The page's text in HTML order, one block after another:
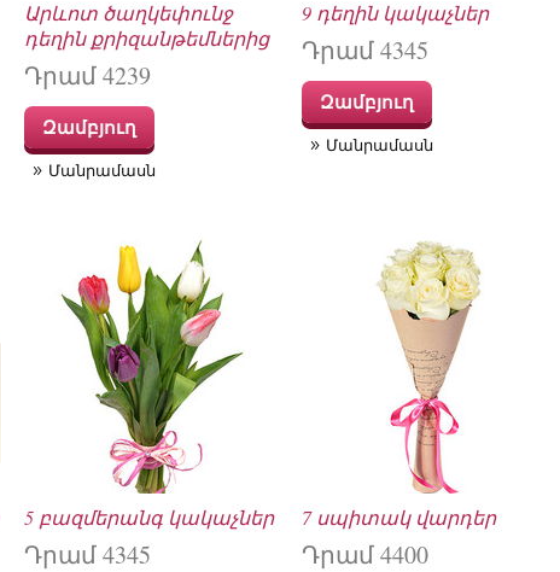
Արևոտ ծաղկեփունջ
դեղին քրիզանթեմներից
Դրամ 4239
Զամբյուղ
Մանրամասն
9 դեղին կակաչներ
Դրամ 4345
Զամբյուղ
Մանրամասն
5 բազմերանգ կակաչներ
Դրամ 4345
7 սպիտակ վարդեր
Դրամ 4400